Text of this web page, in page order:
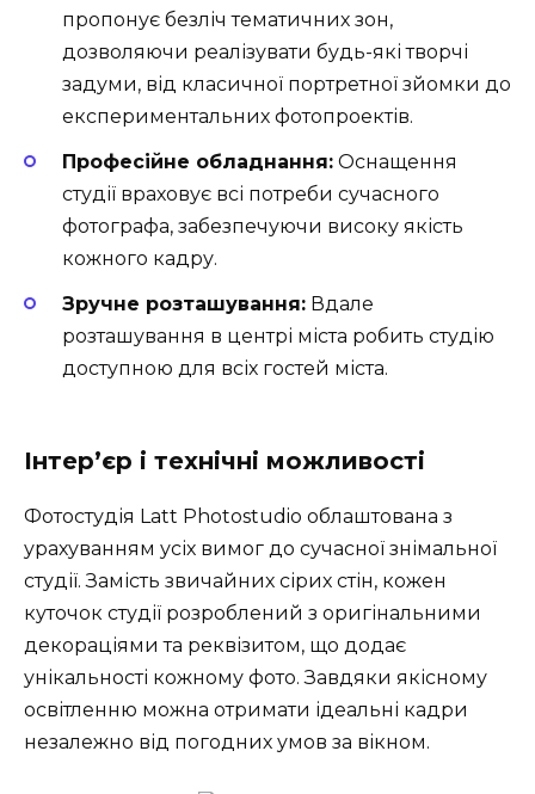
пропонує безліч тематичних зон,
дозволяючи реалізувати будь-які творчі
задуми, від класичної портретної зйомки до
експериментальних фотопроектів.
Професійне обладнання: Оснащення
студії враховує всі потреби сучасного
фотографа, забезпечуючи високу якість
кожного кадру.
Зручне розташування: Вдале
розташування в центрі міста робить студію
доступною для всіх гостей міста.
Інтер’єр і технічні можливості
Фотостудія Latt Photostudio облаштована з
урахуванням усіх вимог до сучасної знімальної
студії. Замість звичайних сірих стін, кожен
куточок студії розроблений з оригінальними
декораціями та реквізитом, що додає
унікальності кожному фото. Завдяки якісному
освітленню можна отримати ідеальні кадри
незалежно від погодних умов за вікном.